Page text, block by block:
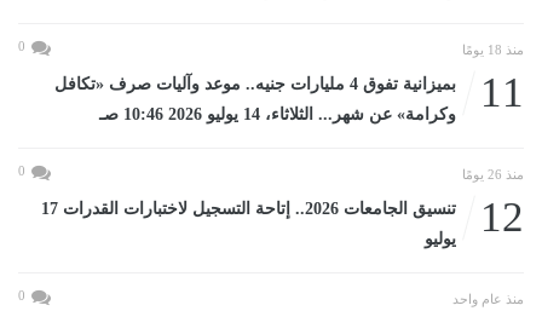
منذ 18 يومًا 0
11
بميزانية تفوق 4 مليارات جنيه.. موعد وآليات صرف «تكافل
وكرامة» عن شهر... الثلاثاء، 14 يوليو 2026 10:46 صـ
منذ 26 يومًا 0
12
تنسيق الجامعات 2026.. إتاحة التسجيل لاختبارات القدرات 17
يوليو
منذ عام واحد 0